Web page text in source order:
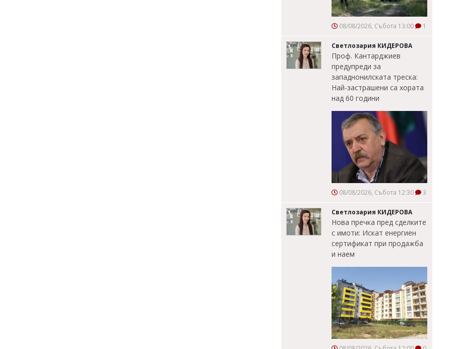
08/08/2026, Събота 13:00 1
Светлозария КИДЕРОВА
Проф. Кантарджиев
предупреди за
западнонилската треска:
Най-застрашени са хората
над 60 години
08/08/2026, Събота 12:30 3
Светлозария КИДЕРОВА
Нова пречка пред сделките
с имоти: Искат енергиен
сертификат при продажба
и наем